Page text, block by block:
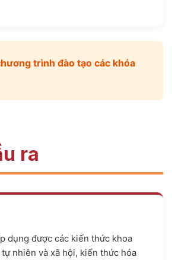
trình đào tạo các khóa
ra
dụng được các kiến thức khoa
nhiên và xã hội, kiến thức hóa